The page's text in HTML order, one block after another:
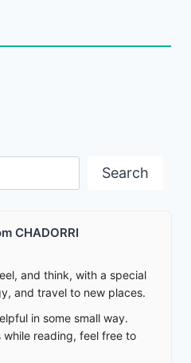
Search
CHADORRI
and think, with a special
and travel to new places.
in some small way.
reading, feel free to